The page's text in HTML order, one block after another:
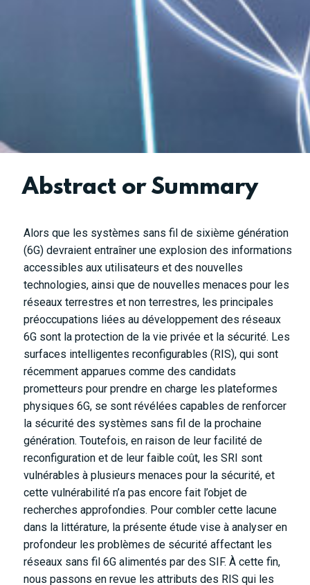
Abstract or Summary
Alors que les systèmes sans fil de sixième génération
(6G) devraient entraîner une explosion des informations
accessibles aux utilisateurs et des nouvelles
technologies, ainsi que de nouvelles menaces pour les
réseaux terrestres et non terrestres, les principales
préoccupations liées au développement des réseaux
6G sont la protection de la vie privée et la sécurité. Les
surfaces intelligentes reconfigurables (RIS), qui sont
récemment apparues comme des candidats
prometteurs pour prendre en charge les plateformes
physiques 6G, se sont révélées capables de renforcer
la sécurité des systèmes sans fil de la prochaine
génération. Toutefois, en raison de leur facilité de
reconfiguration et de leur faible coût, les SRI sont
vulnérables à plusieurs menaces pour la sécurité, et
cette vulnérabilité n’a pas encore fait l’objet de
recherches approfondies. Pour combler cette lacune
dans la littérature, la présente étude vise à analyser en
profondeur les problèmes de sécurité affectant les
réseaux sans fil 6G alimentés par des SIF. À cette fin,
nous passons en revue les attributs des RIS qui les